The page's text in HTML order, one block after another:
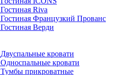
Гостиная Riva
Гостиная Французкий Прованс
Гостиная Верди
Двуспальные кровати
Односпальные кровати
Тумбы прикроватные